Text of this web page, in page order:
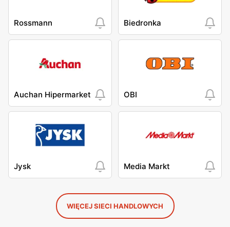
Rossmann Biedronka
Auchan Hipermarket OBI
Jysk Media Markt
WIĘCEJ SIECI HANDLOWYCH